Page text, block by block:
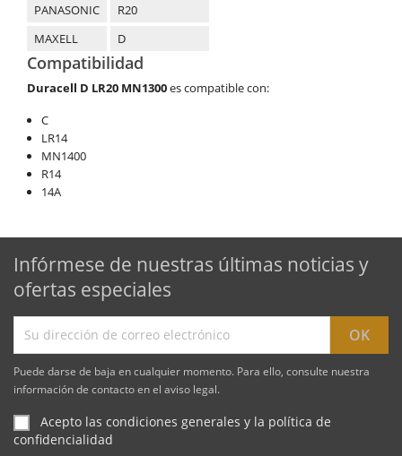
PANASONIC
R20
MAXELL
D
Compatibilidad
Duracell D LR20 MN1300es compatible con:
C
LR14
MN1400
R14
14A
Infórmese de nuestras últimas noticias y
ofertas especiales
Puede darse de baja en cualquier momento. Para ello, consulte nuestra
información de contacto en el aviso legal.
Acepto las condiciones generales y la política de
confidencialidad